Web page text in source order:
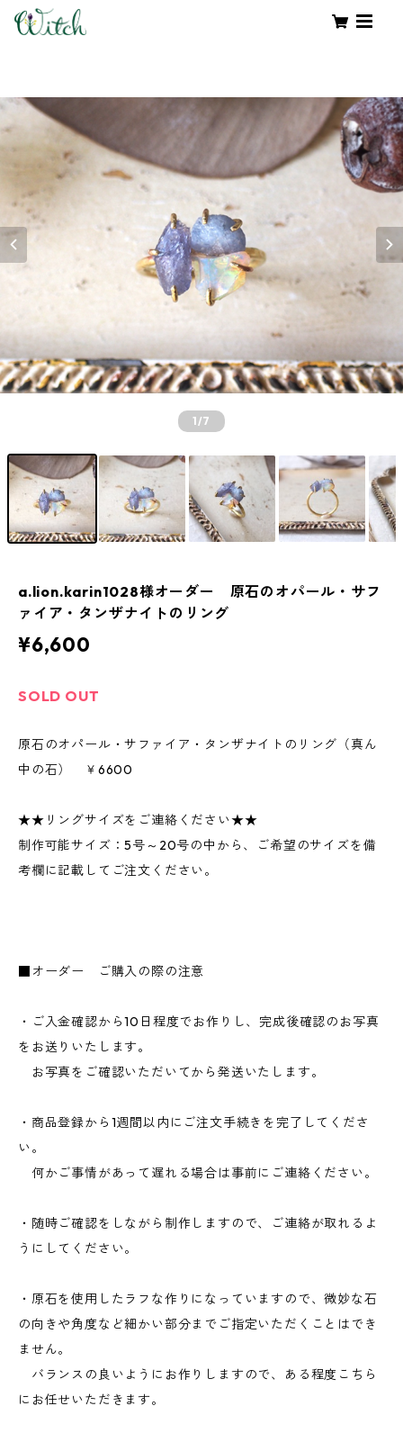
1/7
a.lion.karin1028様オーダー 原石のオパール・サフ
ァイア・タンザナイトのリング
¥6,600
SOLD OUT
原石のオパール・サファイア・タンザナイトのリング（真ん
中の石） ￥6600
★★リングサイズをご連絡ください★★
制作可能サイズ：5号～20号の中から、ご希望のサイズを備
考欄に記載してご注文ください。
■オーダー ご購入の際の注意
・ご入金確認から10日程度でお作りし、完成後確認のお写真
をお送りいたします。
お写真をご確認いただいてから発送いたします。
・商品登録から1週間以内にご注文手続きを完了してくださ
い。
何かご事情があって遅れる場合は事前にご連絡ください。
・随時ご確認をしながら制作しますので、ご連絡が取れるよ
うにしてください。
・原石を使用したラフな作りになっていますので、微妙な石
の向きや角度など細かい部分までご指定いただくことはでき
ません。
バランスの良いようにお作りしますので、ある程度こちら
にお任せいただきます。